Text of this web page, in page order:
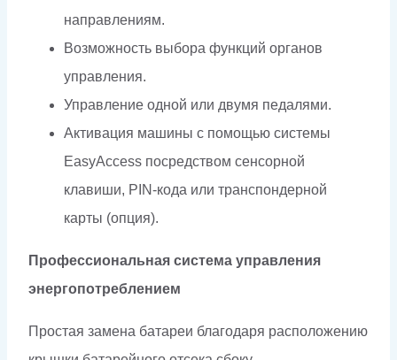
направлениям.
Возможность выбора функций органов
управления.
Управление одной или двумя педалями.
Активация машины с помощью системы
EasyAccess посредством сенсорной
клавиши, PIN-кода или транспондерной
карты (опция).
Профессиональная система управления
энергопотреблением
Простая замена батареи благодаря расположению